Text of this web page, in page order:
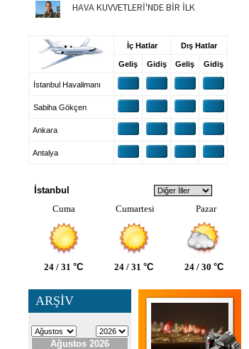
HAVA KUVVETLERİ'NDE BİR İLK
İç Hatlar Dış Hatlar
Geliş Gidiş Geliş Gidiş
İstanbul Havalimanı
Sabiha Gökçen
Ankara
Antalya
İstanbul
Cuma
Cumartesi Pazar
24 / 31 °C 24 / 31 °C 24 / 30 °C
ARŞİV